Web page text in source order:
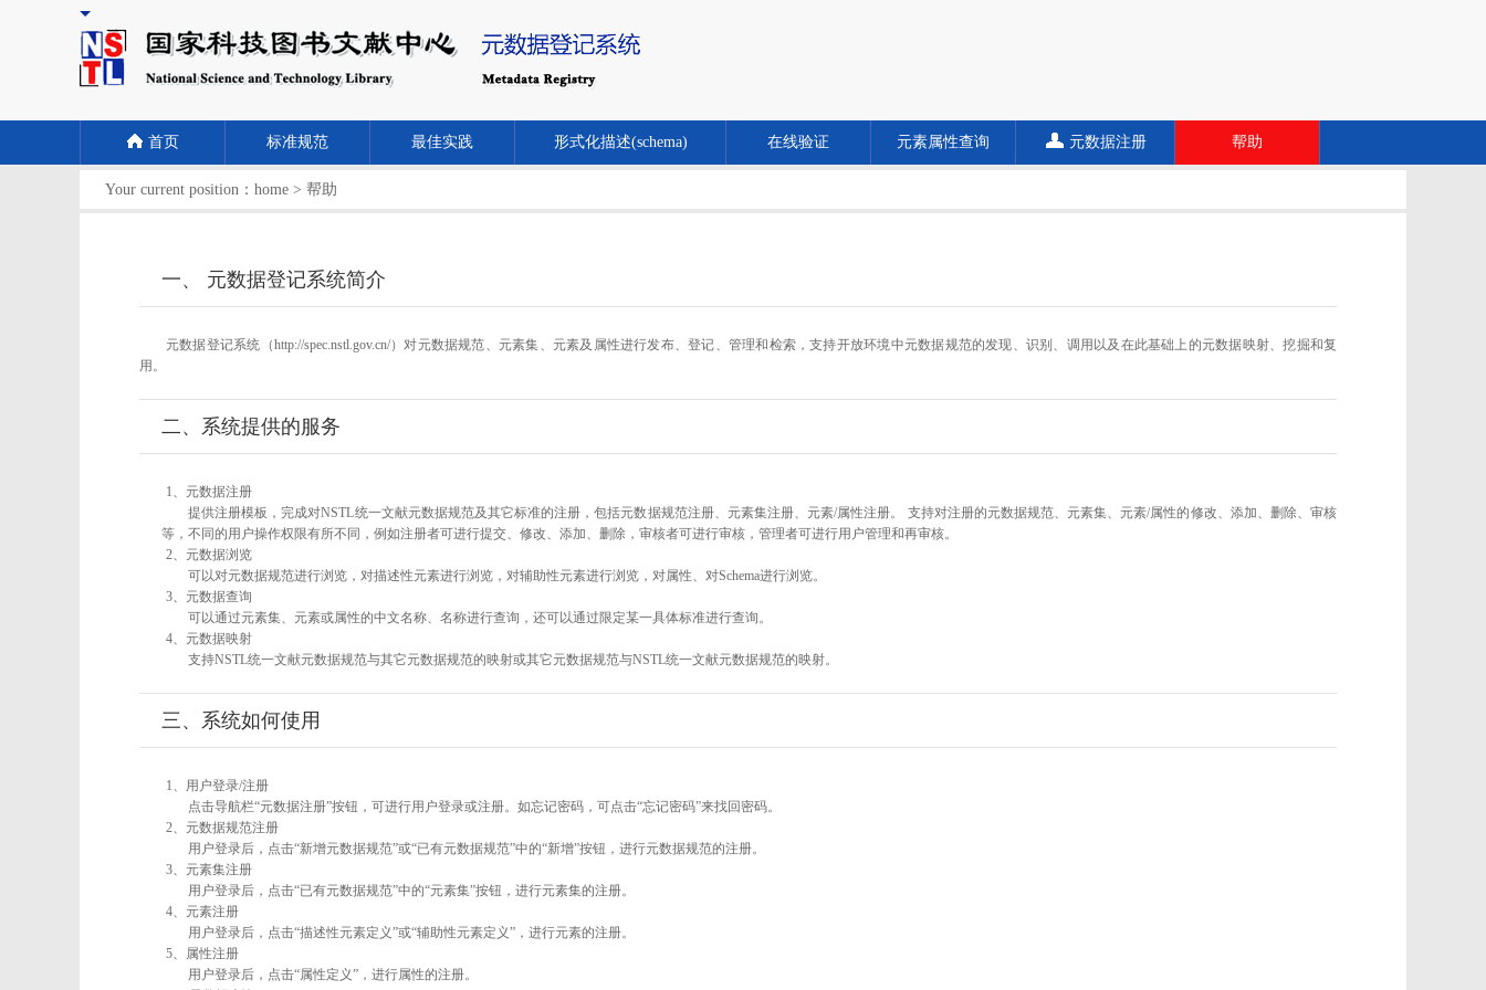
首页 标准规范 最佳实践 形式化描述(schema) 在线验证 元素属性查询 元数据注册 帮助
Your current position： home > 帮助
一、 元数据登记系统简介
元数据登记系统（http://spec.nstl.gov.cn/）对元数据规范、元素集、元素及属性进行发布、登记、管理和检索，支持开放环境中元数据规范的发现、识别、调用以及在此基础上的元数据映射、挖掘和复
用。
二、系统提供的服务
1、元数据注册
提供注册模板，完成对NSTL统一文献元数据规范及其它标准的注册，包括元数据规范注册、元素集注册、元素/属性注册。 支持对注册的元数据规范、元素集、元素/属性的修改、添加、删除、审核
等，不同的用户操作权限有所不同，例如注册者可进行提交、修改、添加、删除，审核者可进行审核，管理者可进行用户管理和再审核。
2、元数据浏览
可以对元数据规范进行浏览，对描述性元素进行浏览，对辅助性元素进行浏览，对属性、对Schema进行浏览。
3、元数据查询
可以通过元素集、元素或属性的中文名称、名称进行查询，还可以通过限定某一具体标准进行查询。
4、元数据映射
支持NSTL统一文献元数据规范与其它元数据规范的映射或其它元数据规范与NSTL统一文献元数据规范的映射。
三、系统如何使用
1、用户登录/注册
点击导航栏“元数据注册”按钮，可进行用户登录或注册。如忘记密码，可点击“忘记密码”来找回密码。
2、元数据规范注册
用户登录后，点击“新增元数据规范”或“已有元数据规范”中的“新增”按钮，进行元数据规范的注册。
3、元素集注册
用户登录后，点击“已有元数据规范”中的“元素集”按钮，进行元素集的注册。
4、元素注册
用户登录后，点击“描述性元素定义”或“辅助性元素定义”，进行元素的注册。
5、属性注册
用户登录后，点击“属性定义”，进行属性的注册。